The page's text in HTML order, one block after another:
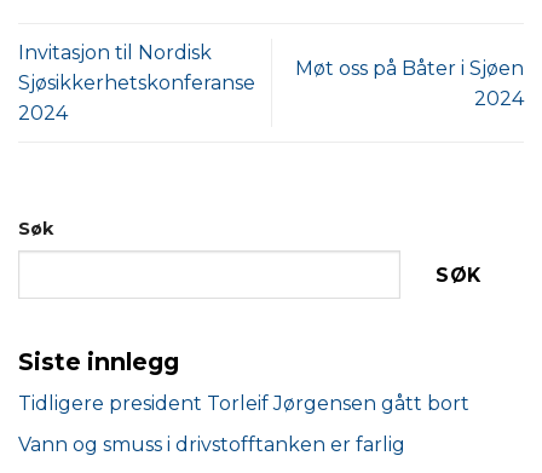
Invitasjon til Nordisk
Sjøsikkerhetskonferanse
2024
Møt oss på Båter i Sjøen
2024
Søk
SØK
Siste innlegg
Tidligere president Torleif Jørgensen gått bort
Vann og smuss i drivstofftanken er farlig